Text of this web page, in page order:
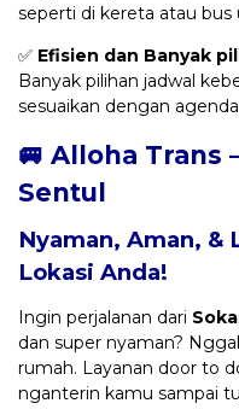
seperti di kereta atau bus
✅ Efisien dan Banyak
Banyak pilihan jadwal
sesuaikan dengan
🚐 Alloha Trans
Sentul
Nyaman, Aman,
Lokasi Anda!
Ingin perjalanan dari
dan super nyaman?
rumah. Layanan door to
nganterin kamu sampai